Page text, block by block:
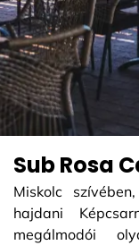
Sub Rosa
Miskolc
hajdani
megálmodói